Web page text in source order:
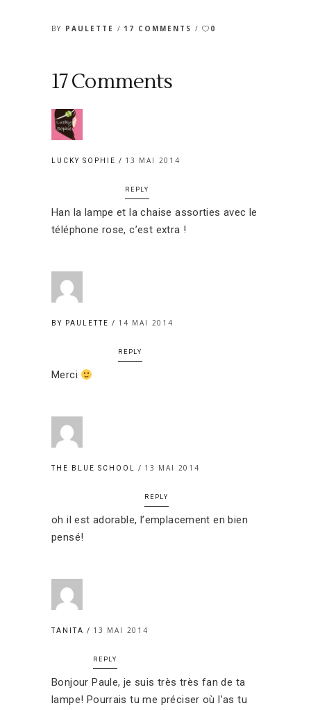
BY PAULETTE 17 COMMENTS 0
17 Comments
LUCKY SOPHIE 13 MAI 2014
REPLY
Han la lampe et la chaise assorties avec le
téléphone rose, c’est extra !
BY PAULETTE 14 MAI 2014
REPLY
Merci
THE BLUE SCHOOL 13 MAI 2014
REPLY
oh il est adorable, l’emplacement en bien
pensé!
TANITA 13 MAI 2014
REPLY
Bonjour Paule, je suis très très fan de ta
lampe! Pourrais tu me préciser où l’as tu